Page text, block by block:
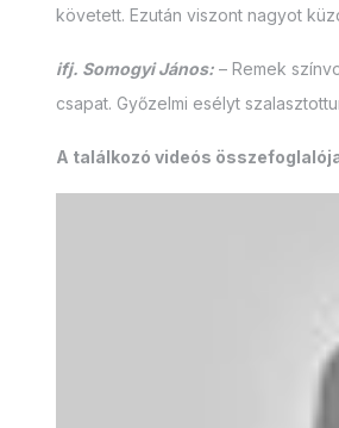
követett. Ezután viszont nagyot
ifj. Somogyi János: – Remek
csapat. Győzelmi esélyt
A találkozó videós